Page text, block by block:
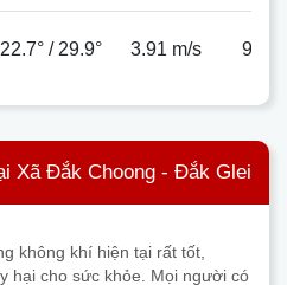
22.7° / 29.9° 3.91 m/s 90%
Xã Đắk Choong - Đắk Glei
không khí hiện tại rất tốt,
hại cho sức khỏe. Mọi người có